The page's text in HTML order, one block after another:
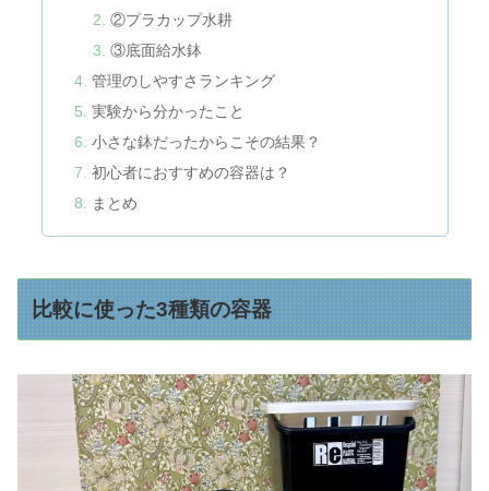
②プラカップ水耕
③底面給水鉢
管理のしやすさランキング
実験から分かったこと
小さな鉢だったからこその結果？
初心者におすすめの容器は？
まとめ
比較に使った3種類の容器